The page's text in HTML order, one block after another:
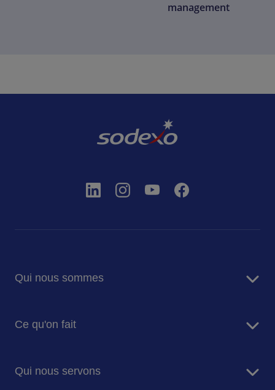
management
Qui nous sommes
Raison d'être
Histoire
Ce qu'on fait
Facility Management
Qui nous servons